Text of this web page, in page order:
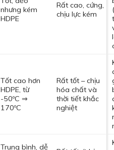
nhưng kém
HDPE
Rất cao, cứng,
chịu lực kém
Tốt cao hơn
HDPE, từ
-50ºC ⇒
170ºC
Rất tốt – chịu
hóa chất và
thời tiết khắc
nghiệt
Trung bình, dễ